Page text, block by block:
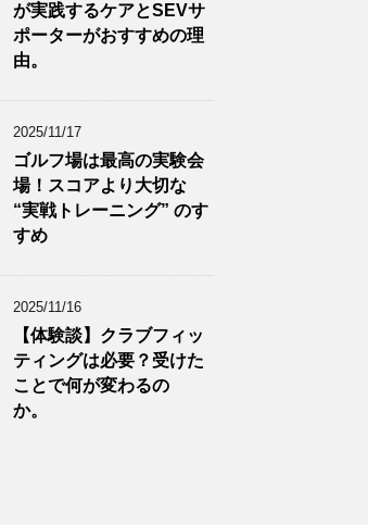
が実践するケアとSEVサ
ポーターがおすすめの理
由。
2025/11/17
ゴルフ場は最高の実験会
場！スコアより大切な
“実戦トレーニング” のす
すめ
2025/11/16
【体験談】クラブフィッ
ティングは必要？受けた
ことで何が変わるの
か。